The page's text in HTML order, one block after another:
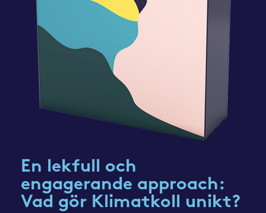
En lekfull och
engagerande approach:
Vad gör Klimatkoll unikt?